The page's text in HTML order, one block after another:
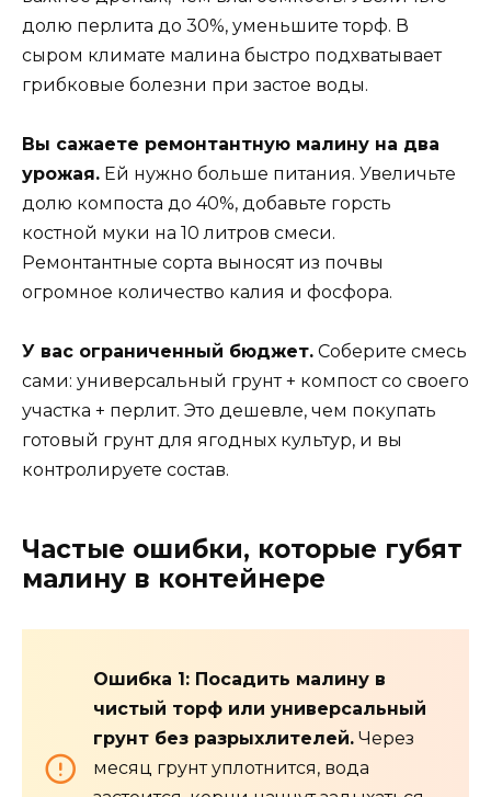
долю перлита до 30%, уменьшите торф. В
сыром климате малина быстро подхватывает
грибковые болезни при застое воды.
Вы сажаете ремонтантную малину на два
урожая. Ей нужно больше питания. Увеличьте
долю компоста до 40%, добавьте горсть
костной муки на 10 литров смеси.
Ремонтантные сорта выносят из почвы
огромное количество калия и фосфора.
У вас ограниченный бюджет. Соберите смесь
сами: универсальный грунт + компост со своего
участка + перлит. Это дешевле, чем покупать
готовый грунт для ягодных культур, и вы
контролируете состав.
Частые ошибки, которые губят
малину в контейнере
Ошибка 1: Посадить малину в
чистый торф или универсальный
грунт без разрыхлителей. Через
месяц грунт уплотнится, вода